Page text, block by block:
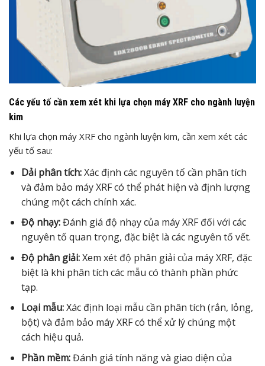
Các yếu tố cần xem xét khi lựa chọn máy XRF cho ngành luyện
kim
Khi lựa chọn máy XRF cho ngành luyện kim, cần xem xét các
yếu tố sau:
Dải phân tích:Xác định các nguyên tố cần phân tích
và đảm bảo máy XRF có thể phát hiện và định lượng
chúng một cách chính xác.
Độ nhạy:Đánh giá độ nhạy của máy XRF đối với các
nguyên tố quan trọng, đặc biệt là các nguyên tố vết.
Độ phân giải:Xem xét độ phân giải của máy XRF, đặc
biệt là khi phân tích các mẫu có thành phần phức
tạp.
Loại mẫu:Xác định loại mẫu cần phân tích (rắn, lỏng,
bột) và đảm bảo máy XRF có thể xử lý chúng một
cách hiệu quả.
Phần mềm:Đánh giá tính năng và giao diện của